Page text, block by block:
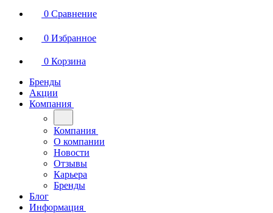
0 Сравнение
0 Избранное
0 Корзина
Бренды
Акции
Компания
Компания
О компании
Новости
Отзывы
Карьера
Бренды
Блог
Информация